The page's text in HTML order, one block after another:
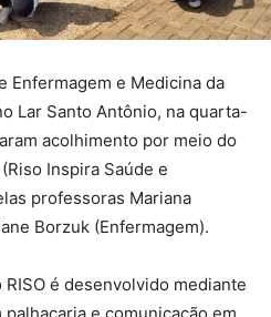
Enfermagem e Medicina da
Lar Santo Antônio, na quarta-
acolhimento por meio do
Inspira Saúde e
professoras Mariana
Borzuk (Enfermagem).
é desenvolvido mediante